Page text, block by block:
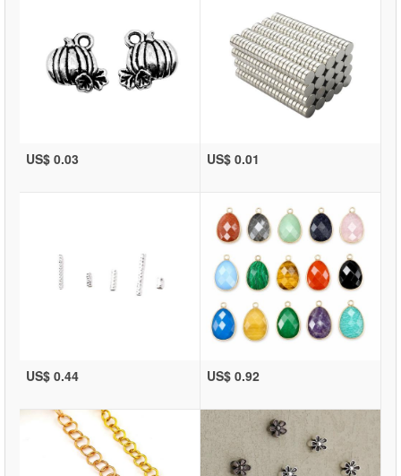
US$ 0.03 US$ 0.01
US$ 0.44 US$ 0.92